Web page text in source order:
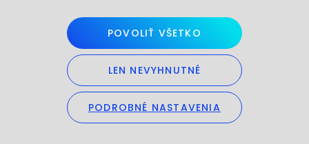
Copyright © 2026. Všetky práva vyhradené.
Obchodné podmienky
PODROBNÉ NASTAVENIA
LEN NEVYHNUTNÉ
POVOLIŤ VŠETKO